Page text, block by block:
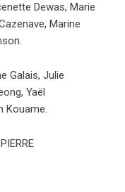
Dewas, Marie
Marine
Galais, Julie
Yaël
Kouame.